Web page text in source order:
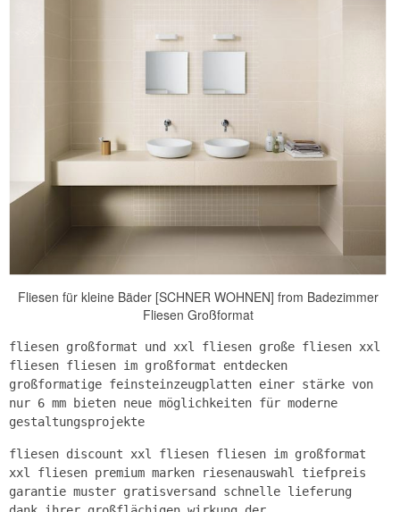
Fliesen für kleine Bäder [SCHNER WOHNEN] from Badezimmer
Fliesen Großformat
fliesen großformat und xxl fliesen große fliesen xxl
fliesen fliesen im großformat entdecken
großformatige feinsteinzeugplatten einer stärke von
nur 6 mm bieten neue möglichkeiten für moderne
gestaltungsprojekte
fliesen discount xxl fliesen fliesen im großformat
xxl fliesen premium marken riesenauswahl tiefpreis
garantie muster gratisversand schnelle lieferung